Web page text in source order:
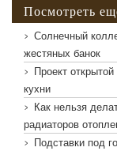
Стандартная
Посмотреть
Солнечный
жестяных банок
Проект
кухни
Как нельзя
радиаторов
Подставки под